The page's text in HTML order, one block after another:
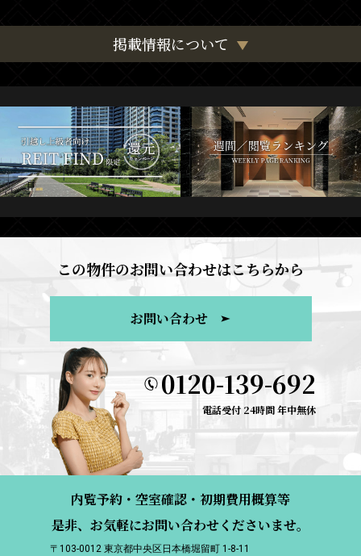
掲載情報について
この物件のお問い合わせはこちらから
お問い合わせ
0120-139-692
電話受付 24時間 年中無休
内覧予約・空室確認・初期費用概算等
是非、お気軽にお問い合わせくださいませ。
〒103-0012 東京都中央区日本橋堀留町 1-8-11